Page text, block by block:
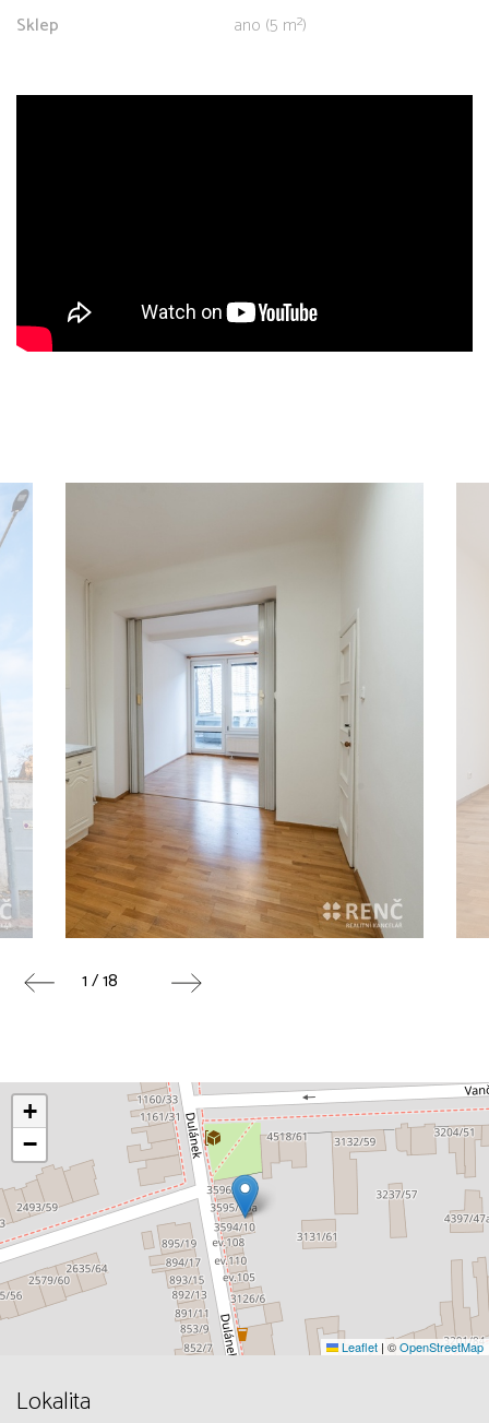
Sklep
ano (5 m²)
1 / 18
+
−
Leaflet | ©OpenStreetMap
Lokalita